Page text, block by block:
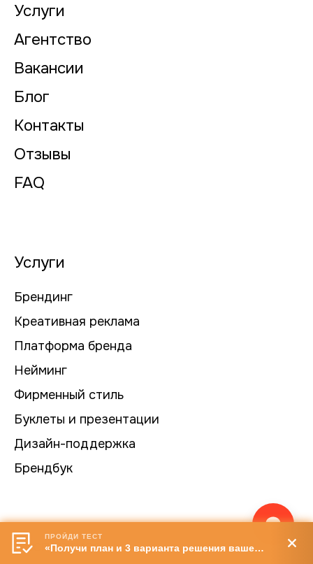
Услуги
Агентство
Вакансии
Блог
Контакты
Отзывы
FAQ
Услуги
Брендинг
Креативная реклама
Платформа бренда
Нейминг
Фирменный стиль
Буклеты и презентации
Дизайн-поддержка
Брендбук
Экспертиза
ПРОЙДИ ТЕСТ
«Получи план и 3 варианта решения вашей задачи»